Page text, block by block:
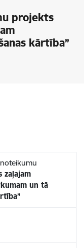
projekts
kārtība”
zaļajam
un tā